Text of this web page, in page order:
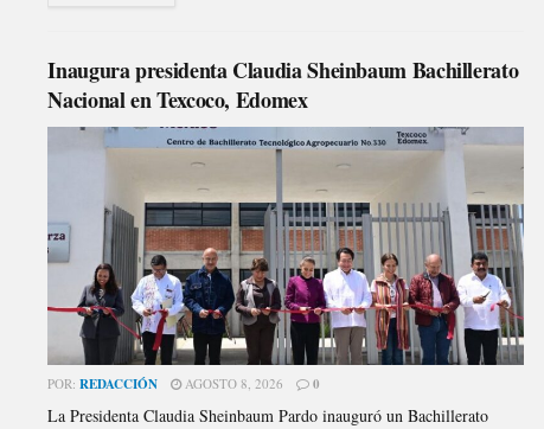
Inaugura presidenta Claudia Sheinbaum Bachillerato
Nacional en Texcoco, Edomex
POR: REDACCIÓN AGOSTO 8, 2026 0
La Presidenta Claudia Sheinbaum Pardo inauguró un Bachillerato